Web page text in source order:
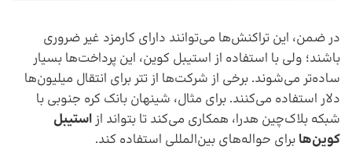
در ضمن، این تراکنش‌ها می‌توانند دارای کارمزد غیر ضروری
باشند؛ ولی با استفاده از استیبل کوین، این پرداخت‌ها بسیار
ساده‌تر می‌شوند. برخی از شرکت‌ها از تتر برای انتقال میلیون‌ها
دلار استفاده می‌کنند. برای مثال، شینهان بانک کره جنوبی با
شبکه بلاک‌چین هدرا، همکاری می‌کند تا بتواند از استیبل
کوین‌ها برای حواله‌های بین‌المللی استفاده کند.